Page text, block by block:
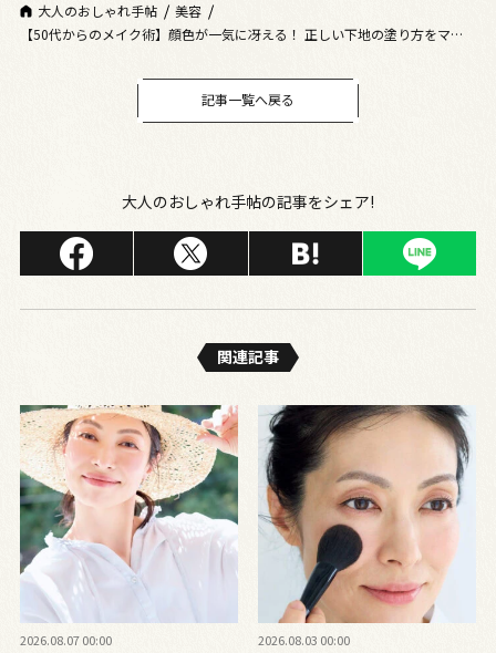
大人のおしゃれ手帖
美容
【50代からのメイク術】顔色が一気に冴える！ 正しい下地の塗り方をマス
記事一覧へ戻る
大人のおしゃれ手帖の記事をシェア!
関連記事
2026.08.07 00:00 2026.08.03 00:00